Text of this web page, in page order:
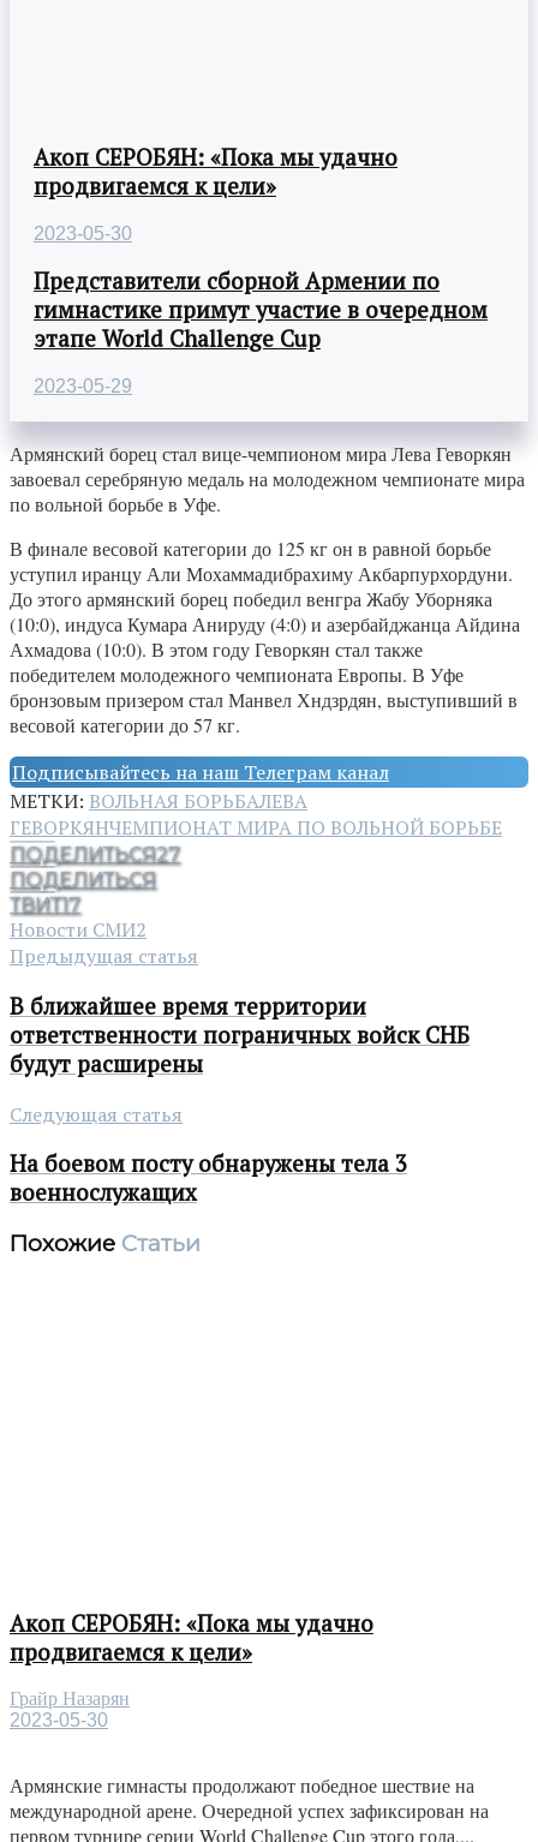
Акоп СЕРОБЯН: «Пока мы удачно
продвигаемся к цели»
2023-05-30
Представители сборной Армении по
гимнастике примут участие в очередном
этапе World Challenge Cup
2023-05-29
Армянский борец стал вице-чемпионом мира Лева Геворкян
завоевал серебряную медаль на молодежном чемпионате мира
по вольной борьбе в Уфе.
В финале весовой категории до 125 кг он в равной борьбе
уступил иранцу Али Мохаммадибрахиму Акбарпурхордуни.
До этого армянский борец победил венгра Жабу Уборняка
(10:0), индуса Кумара Анируду (4:0) и азербайджанца Айдина
Ахмадова (10:0). В этом году Геворкян стал также
победителем молодежного чемпионата Европы. В Уфе
бронзовым призером стал Манвел Хндзрдян, выступивший в
весовой категории до 57 кг.
Подписывайтесь на наш Телеграм канал
МЕТКИ: ВОЛЬНАЯ БОРЬБАЛЕВА
ГЕВОРКЯНЧЕМПИОНАТ МИРА ПО ВОЛЬНОЙ БОРЬБЕ
ПОДЕЛИТЬСЯ27
ПОДЕЛИТЬСЯ
ТВИТ17
Новости СМИ2
Предыдущая статья
В ближайшее время территории
ответственности пограничных войск СНБ
будут расширены
Следующая статья
На боевом посту обнаружены тела 3
военнослужащих
Похожие Статьи
Акоп СЕРОБЯН: «Пока мы удачно
продвигаемся к цели»
Грайр Назарян
2023-05-30
Армянские гимнасты продолжают победное шествие на
международной арене. Очередной успех зафиксирован на
первом турнире серии World Challenge Cup этого года,...